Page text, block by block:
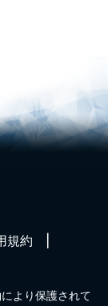
規約
より保護されて